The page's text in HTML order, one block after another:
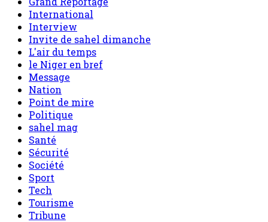
International
Interview
Invite de sahel dimanche
L'air du temps
le Niger en bref
Message
Nation
Point de mire
Politique
sahel mag
Santé
Sécurité
Société
Sport
Tech
Tourisme
Tribune